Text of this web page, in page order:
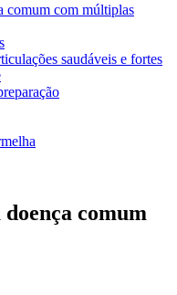
comum com múltiplas
saudáveis e fortes
comum